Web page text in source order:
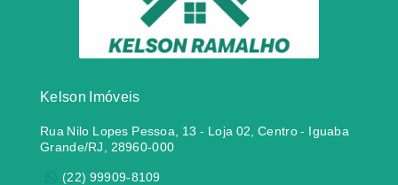
Kelson Imóveis
Rua Nilo Lopes Pessoa, 13 - Loja 02, Centro - Iguaba
Grande/RJ, 28960-000
(22) 99909-8109